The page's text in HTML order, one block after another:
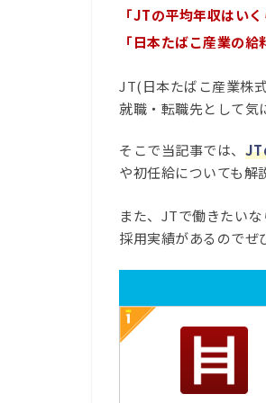
「JTの平均年収はいく
「日本たばこ産業の給
JT(日本たばこ産業株
就職・転職先として気
そこで当記事では、 JT
や初任給についても解
また、JTで働きたい
採用実績があるのでぜ